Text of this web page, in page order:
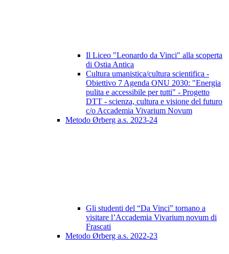
Il Liceo "Leonardo da Vinci" alla scoperta
di Ostia Antica
Cultura umanistica/cultura scientifica -
Obiettivo 7 Agenda ONU 2030: "Energia
pulita e accessibile per tutti" - Progetto
DTT - scienza, cultura e visione del futuro
c/o Accademia Vivarium Novum
Metodo Ørberg a.s. 2023-24
Gli studenti del “Da Vinci” tornano a
visitare l’Accademia Vivarium novum di
Frascati
Metodo Ørberg a.s. 2022-23